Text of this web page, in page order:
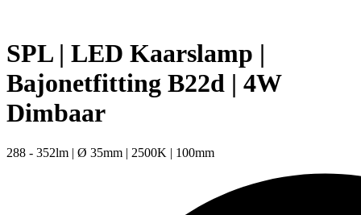
SPL | LED Kaarslamp |
Bajonetfitting B22d | 4W
Dimbaar
288 - 352lm | Ø 35mm | 2500K | 100mm